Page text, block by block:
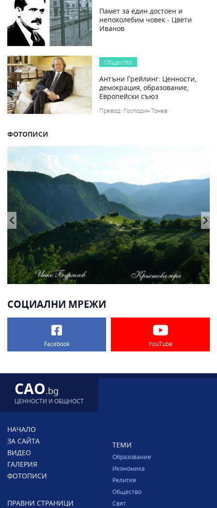
Памет за един достоен и
непоколебим човек - Цвети
Иванов
Общество
Антъни Грейлинг: Ценности,
демокрация, образование,
Европейски съюз
Превод: Господин Тонев
ФОТОПИСИ
СОЦИАЛНИ МРЕЖИ
Facebook YouTube
CAO.bg
ЦЕННОСТИ И ОБЩНОСТ
НАЧАЛО
ЗА САЙТА
ВИДЕО
ГАЛЕРИЯ
ФОТОПИСИ
ПРАВНИ СТРАНИЦИ
ТЕМИ
Образование
Икономика
Религия
Общество
Свят